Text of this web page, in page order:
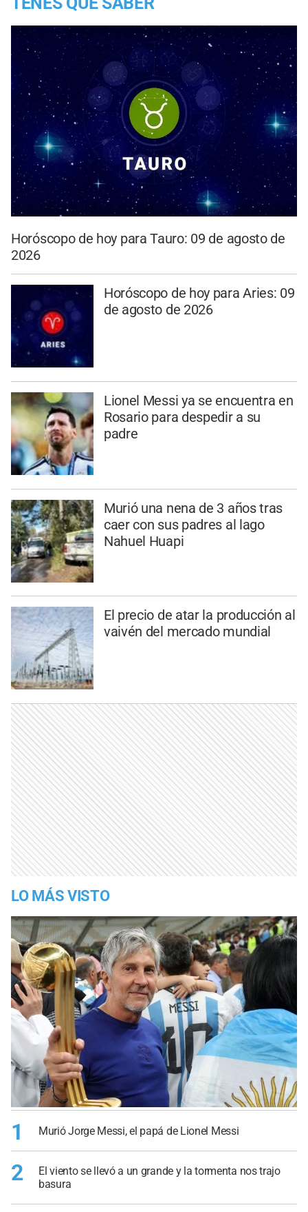
Horóscopo de hoy para Tauro: 09 de agosto de
2026
Horóscopo de hoy para Aries: 09
de agosto de 2026
Lionel Messi ya se encuentra en
Rosario para despedir a su
padre
Murió una nena de 3 años tras
caer con sus padres al lago
Nahuel Huapi
El precio de atar la producción al
vaivén del mercado mundial
LO MÁS VISTO
1 Murió Jorge Messi, el papá de Lionel Messi
2
El viento se llevó a un grande y la tormenta nos trajo
basura